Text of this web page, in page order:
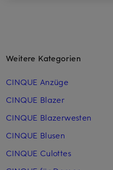
Weitere Kategorien
CINQUE Anzüge
CINQUE Blazer
CINQUE Blazerwesten
CINQUE Blusen
CINQUE Culottes